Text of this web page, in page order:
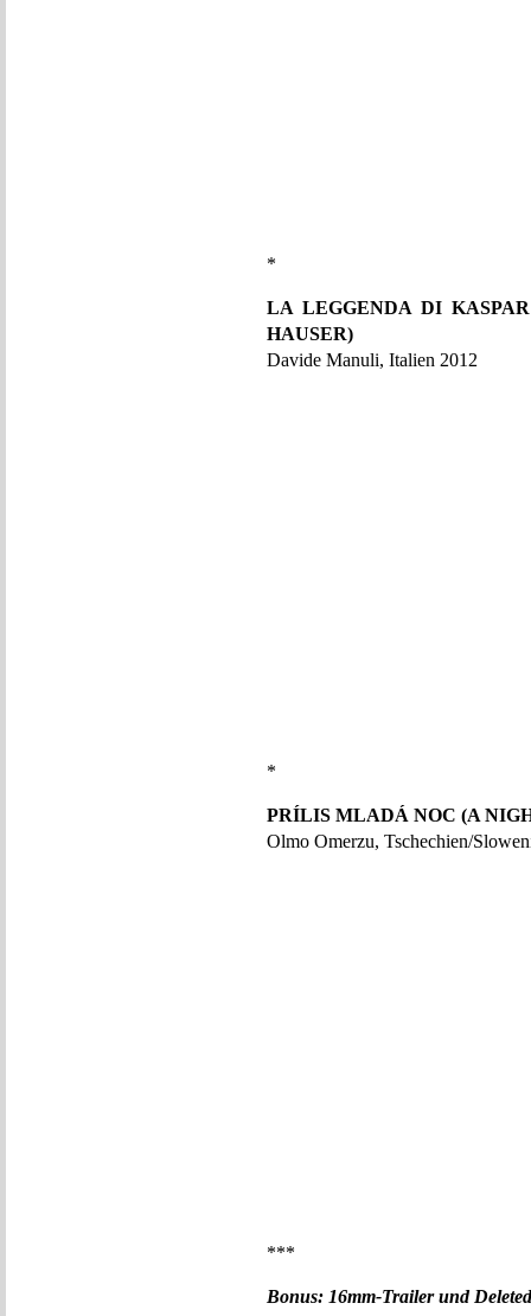
*
LA LEGGENDA DI
HAUSER)
Davide Manuli, Italien 2012
*
PRÍLIS MLADÁ NOC (A
Olmo Omerzu, Tschechien/
***
Bonus: 16mm-Trailer und